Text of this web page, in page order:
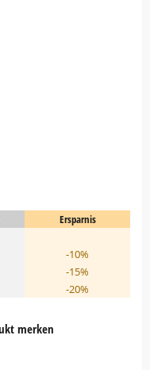
Ersparnis
-10%
-15%
-20%
merken